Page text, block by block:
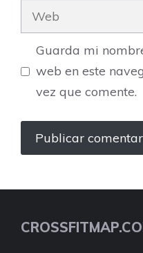
Web
Guarda mi
web en este
vez que comente.